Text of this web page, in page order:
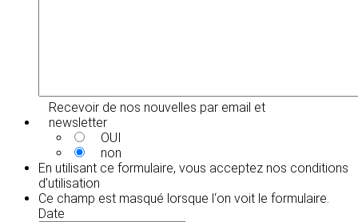
Recevoir de nos nouvelles par email et
newsletter
OUI
non
En utilisant ce formulaire, vous acceptez nos conditions
d'utilisation
Ce champ est masqué lorsque l‘on voit le formulaire.
Date